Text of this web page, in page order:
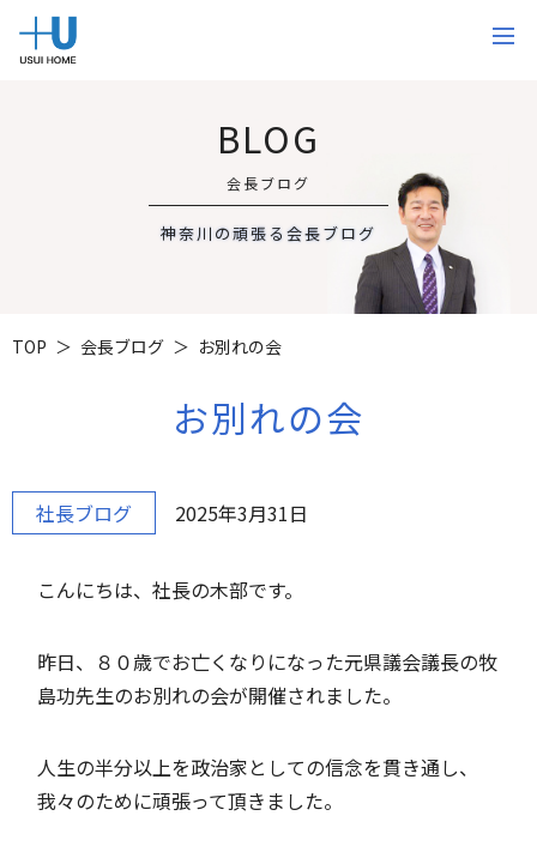
BLOG
会長ブログ
神奈川の頑張る会長ブログ
TOP 会長ブログ お別れの会
お別れの会
社長ブログ 2025年3月31日
こんにちは、社長の木部です。
昨日、８０歳でお亡くなりになった元県議会議長の牧
島功先生のお別れの会が開催されました。
人生の半分以上を政治家としての信念を貫き通し、
我々のために頑張って頂きました。